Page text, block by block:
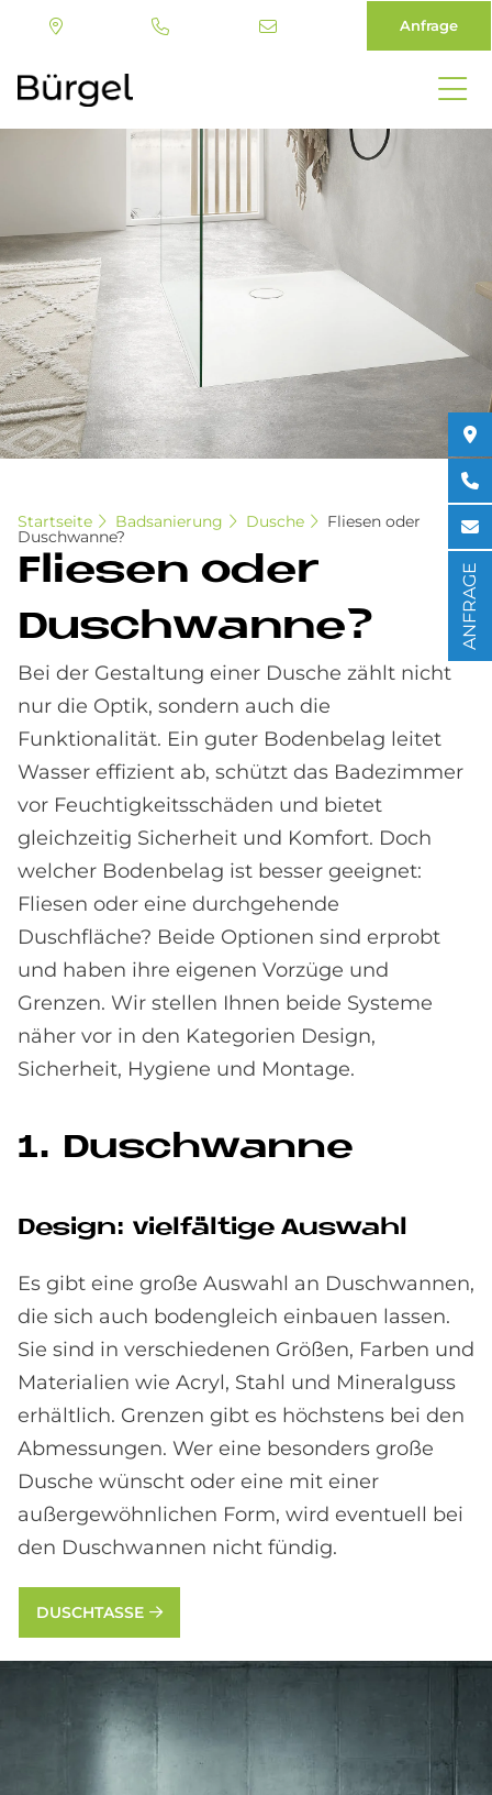
Anfrage
Startseite Badsanierung Dusche Fliesen oder
Duschwanne?
Flie­sen oder
Dusch­wan­ne?
Bei der Gestaltung einer Dusche zählt nicht
nur die Optik, sondern auch die
Funktionalität. Ein guter Bodenbelag leitet
Wasser effizient ab, schützt das Badezimmer
vor Feuchtigkeitsschäden und bietet
gleichzeitig Sicherheit und Komfort. Doch
welcher Bodenbelag ist besser geeignet:
Fliesen oder eine durchgehende
Duschfläche? Beide Optionen sind erprobt
und haben ihre eigenen Vorzüge und
Grenzen. Wir stellen Ihnen beide Systeme
näher vor in den Kategorien Design,
Sicherheit, Hygiene und Montage.
1. Dusch­wan­ne
De­sign: viel­fäl­ti­ge Aus­wahl
Es gibt eine große Auswahl an Duschwannen,
die sich auch bodengleich einbauen lassen.
Sie sind in verschiedenen Größen, Farben und
Materialien wie Acryl, Stahl und Mineralguss
erhältlich. Grenzen gibt es höchstens bei den
Abmessungen. Wer eine besonders große
Dusche wünscht oder eine mit einer
außergewöhnlichen Form, wird eventuell bei
den Duschwannen nicht fündig.
DUSCHTASSE
ANFRAGE